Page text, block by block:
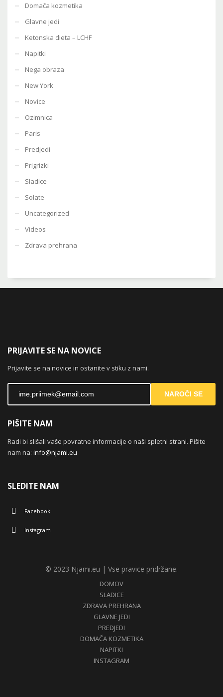
Domača kozmetika
Glavne jedi
Ketonska dieta – LCHF
Napitki
Nega obraza
New York
Novice
Ozimnica
Paris
Predjedi
Prigrizki
Sladice
Solate
Uncategorized
Videos
Zdrava prehrana
PRIJAVITE SE NA NOVICE
Prijavite se na novice in ostanite v stiku z nami.
NAROČI SE
PIŠITE NAM
Radi bi slišali vaše povratne informacije o naši spletni strani. Pišite
nam na: info@njami.eu
SLEDITE NAM
Facebook
Instagram
© 2023 Njami.eu | Vse pravice pridržane.
DOMOV
SLADICE
ZDRAVA PREHRANA
GLAVNE JEDI
PREDJEDI
DOMAČA KOZMETIKA
NAPITKI
INSTAGRAM